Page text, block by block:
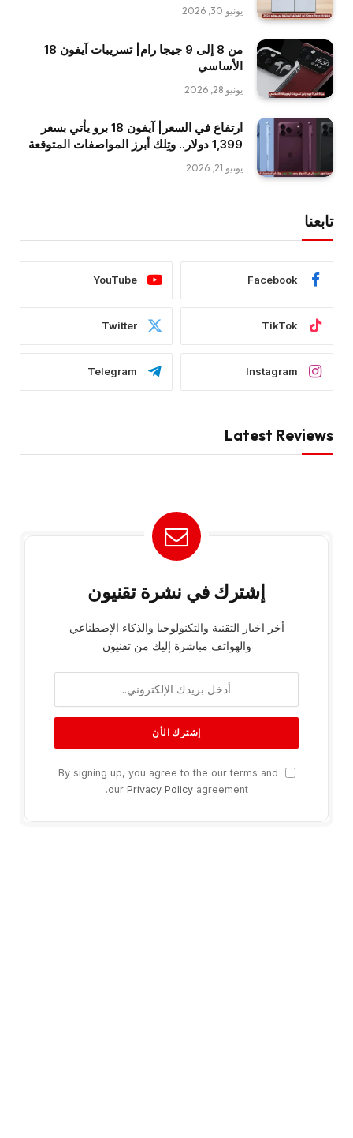
يونيو 30, 2026
من 8 إلى 9 جيجا رام| تسريبات آيفون 18
الأساسي
يونيو 28, 2026
ارتفاع في السعر| آيفون 18 برو يأتي بسعر
1,399 دولار.. وتِلك أبرز المواصفات المتوقعة
يونيو 21, 2026
تابعنا
Facebook
YouTube
TikTok
Twitter
Instagram
Telegram
Latest Reviews
إشترك في نشرة تقنيون
أخر اخبار التقنية والتكنولوجيا والذكاء الإصطناعي
والهواتف مباشرة إليك من تقنيون
By signing up, you agree to the our terms and
our Privacy Policyagreement.